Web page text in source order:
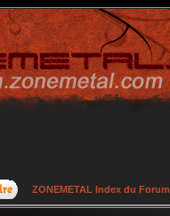
ZONEMETAL Index du Forum